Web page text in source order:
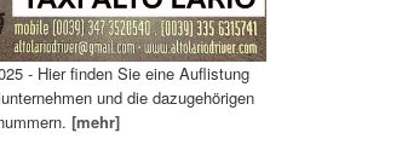
- Hier finden Sie eine Auflistung
und die dazugehörigen
[mehr]